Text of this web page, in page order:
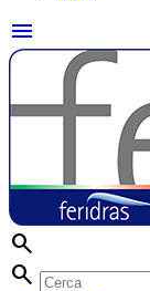
menu
search
search